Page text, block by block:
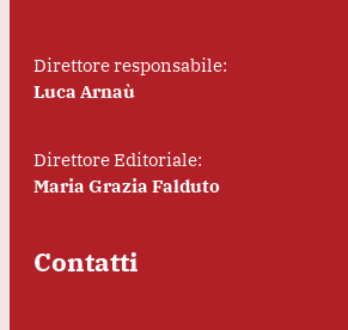
Direttore responsabile:
Luca Arnaù
Direttore Editoriale:
Maria Grazia Falduto
Contatti